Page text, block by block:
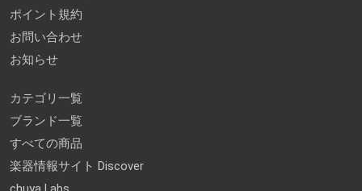
ポイント規約
お問い合わせ
お知らせ
カテゴリ一覧
ブランド一覧
すべての商品
楽器情報サイト Discover